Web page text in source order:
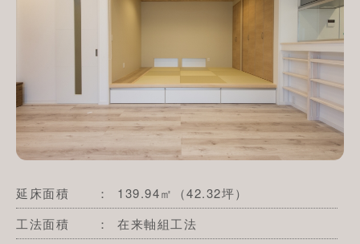
延床面積
： 139.94㎡（42.32坪）
工法面積
： 在来軸組工法